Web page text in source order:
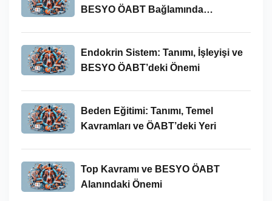
BESYO ÖABT Bağlamında
Endokrin Sistem: Tanımı, İşleyişi ve
BESYO ÖABT’deki Önemi
Beden Eğitimi: Tanımı, Temel
Kavramları ve ÖABT’deki Yeri
Top Kavramı ve BESYO ÖABT
Alanındaki Önemi